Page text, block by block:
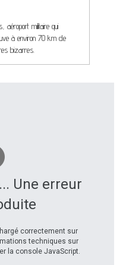
aéroport militaire qui
à environ 70 km de
bizarres.
Une erreur
correctement sur
techniques sur
la console JavaScript.